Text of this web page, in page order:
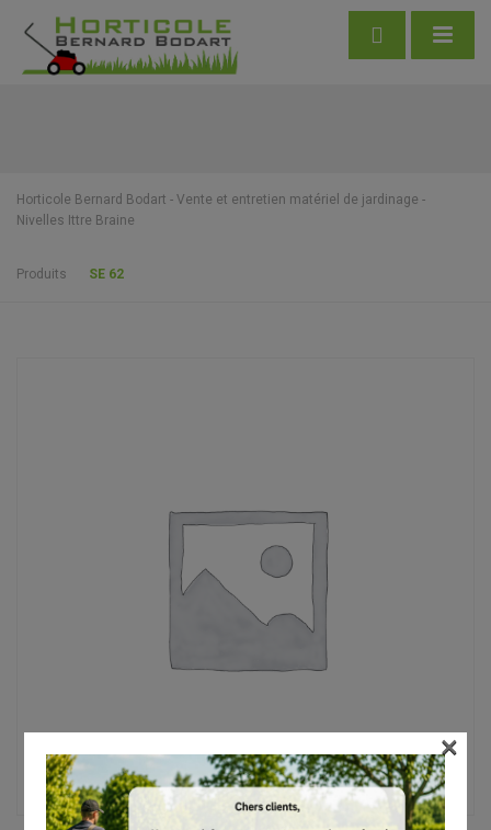
Horticole Bernard Bodart - Vente et entretien matériel de jardinage -
Nivelles Ittre Braine
Produits SE 62
×